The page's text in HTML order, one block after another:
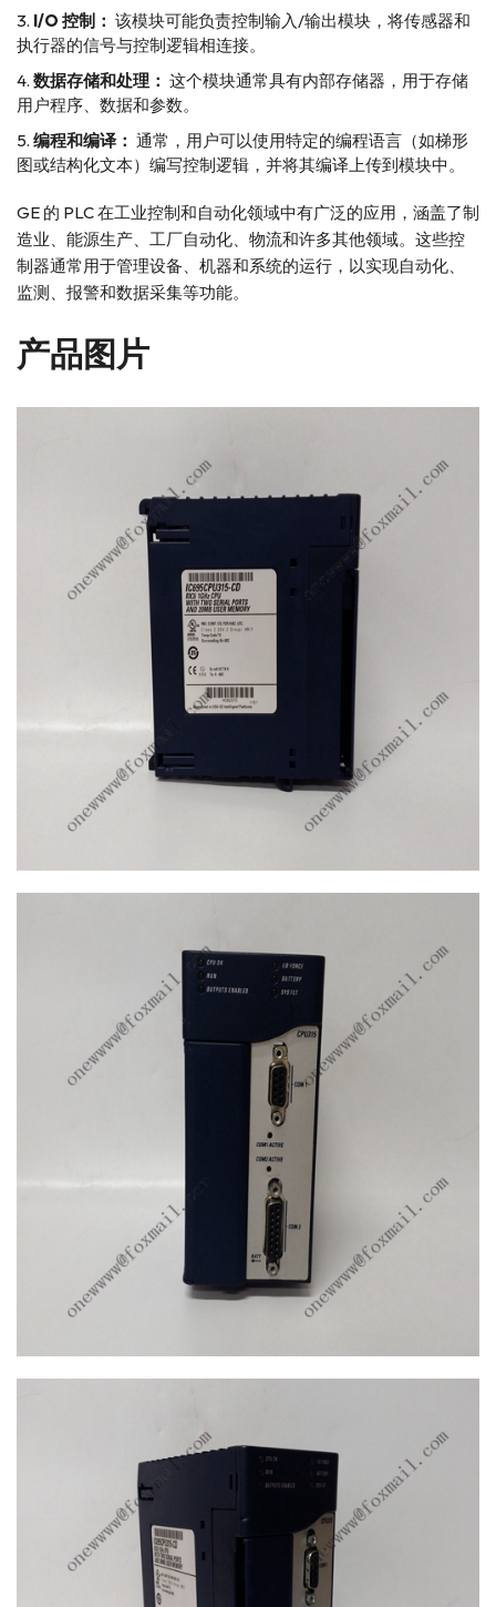
I/O 控制： 该模块可能负责控制输入/输出模块，将传感器和
执行器的信号与控制逻辑相连接。
数据存储和处理： 这个模块通常具有内部存储器，用于存储
用户程序、数据和参数。
编程和编译： 通常，用户可以使用特定的编程语言（如梯形
图或结构化文本）编写控制逻辑，并将其编译上传到模块中。
GE 的 PLC 在工业控制和自动化领域中有广泛的应用，涵盖了制
造业、能源生产、工厂自动化、物流和许多其他领域。这些控
制器通常用于管理设备、机器和系统的运行，以实现自动化、
监测、报警和数据采集等功能。
产品图片